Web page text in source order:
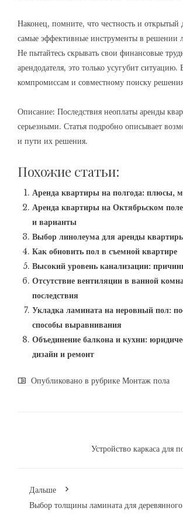
Наконец, помните, что честность и открытый
самые эффективные инструменты в решении
Не пытайтесь скрывать свои финансовые
арендодателя, это только усугубит ситуацию.
компромиссам и совместному поиску
Описание: Последствия неоплаты аренды
серьезными. Статья подробно описывает
и пути их решения.
Похожие статьи:
Аренда квартиры на полгода: плюсы,
Аренда квартиры на Октябрьском
и варианты
Выбор линолеума для аренды
Как обновить пол в съемной квартире
Высокий уровень канализации:
Отсутствие вентиляции в ванной
последствия
Укладка ламината на неровный пол:
способы выравнивания
Объединение балкона и кухни:
дизайн и ремонт
Опубликовано в рубрике Монтаж пола
Устройство каркаса для
Дальше
Выбор толщины ламината для